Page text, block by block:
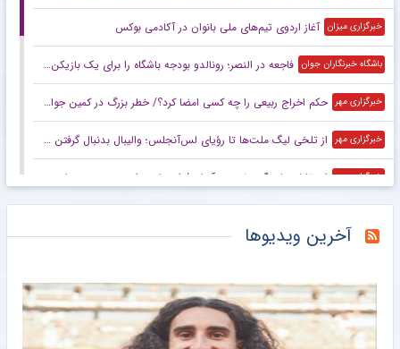
خبرگزاری میزان آغاز اردوی تیم‌های ملی بانوان در آکادمی بوکس
باشگاه خبرنگاران جوان فاجعه در النصر؛ رونالدو بودجه باشگاه را برای یک بازیکن خرج کرد!
خبرگزاری مهر حکم اخراج ربیعی را چه کسی امضا کرد؟/ خطر بزرگ در کمین جواد نکونام است!
خبرگزاری مهر از تلخی لیگ ملت‌ها تا رؤیای لس‌آنجلس؛ والیبال بدنبال گرفتن بلیت المپیک
خبرگزاری مهر استقلالی‌ها پیگیر وضعیت آسانی/ استعلام برای صدور مجوز بازی
خبرانلاین شناورسازی؛ شعبه دوم استقلال!
خبرورزشی طارمی باز هم خط خورد؛ شایعات جدایی از المپیاکوس جدی‌تر شد
آخرین ویدیوها